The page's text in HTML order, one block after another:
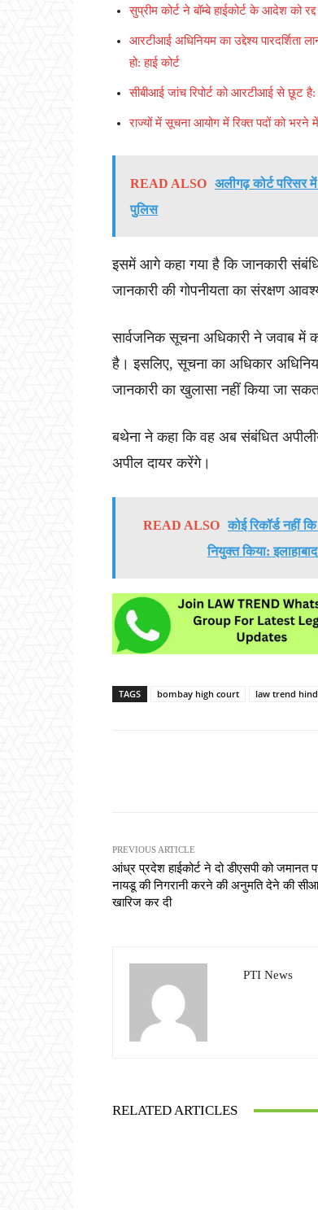
सुप्रीम कोर्ट ने बॉम्बे हाईकोर्ट के आदेश को
आरटीआई अधिनियम का उद्देश्य पारदर्शिता
हो: हाई कोर्ट
सीबीआई जांच रिपोर्ट को आरटीआई से छूट है:
राज्यों में सूचना आयोग में रिक्त पदों को भरने
READ ALSO अलीगढ़ कोर्ट परिसर
पुलिस
इसमें आगे कहा गया है कि जानकारी
जानकारी की गोपनीयता का संरक्षण
सार्वजनिक सूचना अधिकारी ने जवाब में
है। इसलिए, सूचना का अधिकार
जानकारी का खुलासा नहीं किया जा
बथेना ने कहा कि वह अब संबंधित
अपील दायर करेंगे।
READ ALSO कोई रिकॉर्ड नहीं
नियुक्त किया:
TAGS bombay high court law trend
PREVIOUS ARTICLE
आंध्र प्रदेश हाईकोर्ट ने दो डीएसपी को जमानत
नायडू की निगरानी करने की अनुमति देने की
खारिज कर दी
PTI News
RELATED ARTICLES